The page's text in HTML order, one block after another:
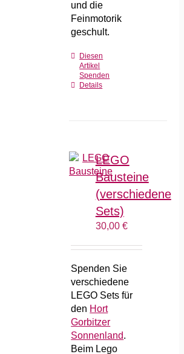
und die
Feinmotorik
geschult.
Diesen
Artikel
Spenden
Details
LEGO
Bausteine
(verschiedene
Sets)
30,00 €
Spenden Sie
verschiedene
LEGO Sets für
den Hort
Gorbitzer
Sonnenland.
Beim Lego